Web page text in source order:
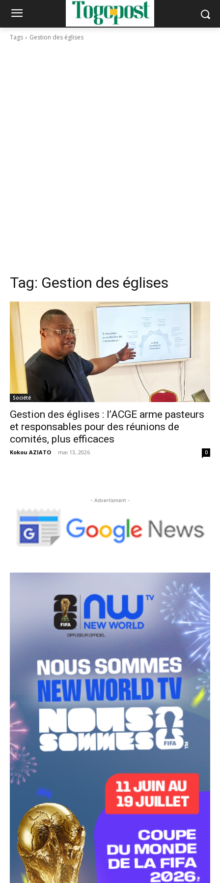
Tags Gestion des églises
Tag: Gestion des églises
Société
Gestion des églises : l’ACGE arme pasteurs
et responsables pour des réunions de
comités, plus efficaces
Kokou AZIATO - mai 13, 2026 0
- Advertisment -